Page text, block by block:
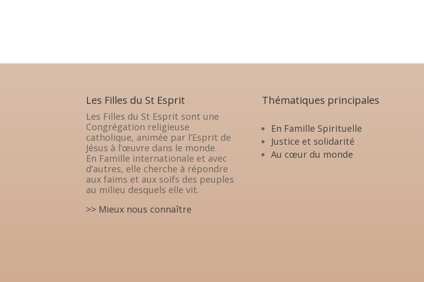
Les Filles du St Esprit
Les Filles du St Esprit sont une
Congrégation religieuse
catholique, animée par l’Esprit de
Jésus à l’œuvre dans le monde.
En Famille internationale et avec
d’autres, elle cherche à répondre
aux faims et aux soifs des peuples
au milieu desquels elle vit.
>> Mieux nous connaître
Thématiques principales
En Famille Spirituelle
Justice et solidarité
Au cœur du monde